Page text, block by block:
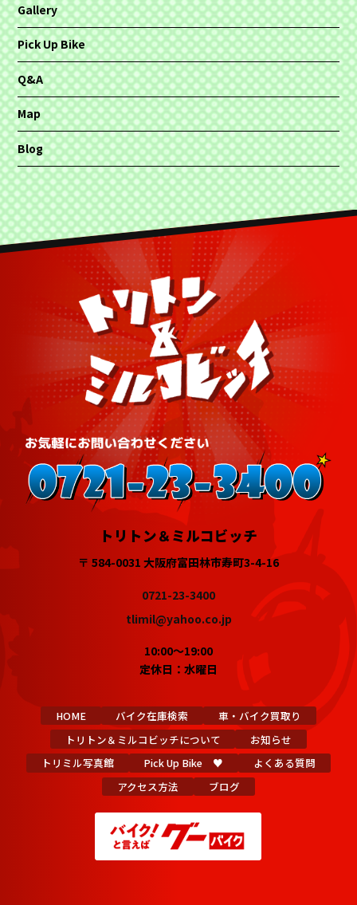
Gallery
Pick Up Bike
Q&A
Map
Blog
トリトン＆ミルコビッチ
〒 584-0031 大阪府富田林市寿町3-4-16
0721-23-3400
tlimil@yahoo.co.jp
10:00～19:00
定休日：水曜日
HOME バイク在庫検索
車・バイク買取り
トリトン＆ミルコビッチについて
お知らせ
トリミル写真館
Pick Up Bike ♥
よくある質問
アクセス方法
ブログ